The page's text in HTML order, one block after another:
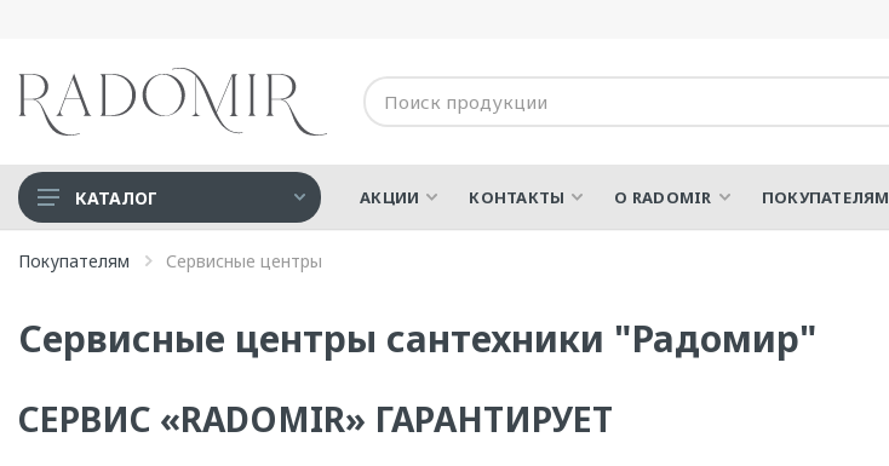
Акриловые ванны
Душевые
СПА-Бассейны
КАТАЛОГ АКЦИИ КОНТАКТЫ О RADOMIR ПОКУПАТЕЛЯМ
Покупателям Сервисные центры
Сервисные центры сантехники "Радомир"
СЕРВИС «RADOMIR» ГАРАНТИРУЕТ